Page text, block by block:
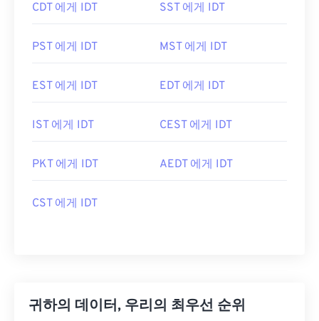
CDT 에게 IDT SST 에게 IDT
PST 에게 IDT MST 에게 IDT
EST 에게 IDT EDT 에게 IDT
IST 에게 IDT CEST 에게 IDT
PKT 에게 IDT AEDT 에게 IDT
CST 에게 IDT
귀하의 데이터, 우리의 최우선 순위